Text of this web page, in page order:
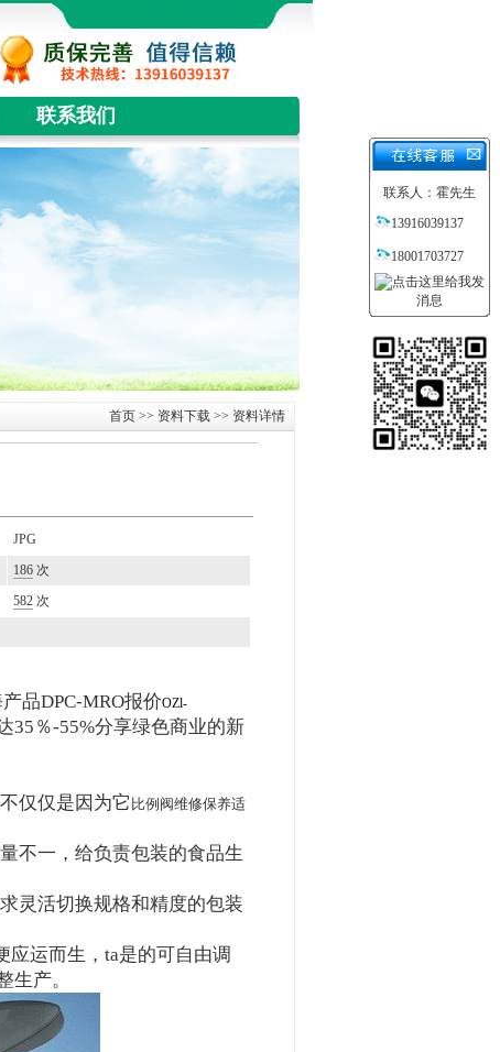
联系我们
首页>> 资料下载>> 资料详情
JPG
186 次
582 次
品DPC-MRO报价OZl-
35％-55%分享绿色商业的新
仅仅是因为它 比例阀维修保养适
不一，给负责包装的食品生
灵活切换规格和精度的包装
应运而生，ta是的可自由调
生产。
联系人：霍先生
13916039137
18001703727